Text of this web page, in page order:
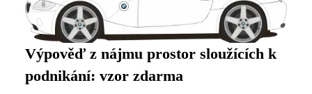
Výpověď z nájmu prostor sloužících k
podnikání: vzor zdarma